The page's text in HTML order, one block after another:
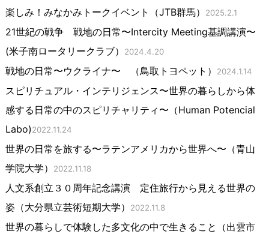
楽しみ！みなかみトークイベント（JTB群馬） 2025.2.1
21世紀の戦争 戦地の日常〜Intercity Meeting基調講演〜
(米子南ロータリークラブ）
2024.4.20
戦地の日常〜ウクライナ〜 （鳥取トヨペット） 2024.1.14
スピリチュアル・インテリジェンス〜世界の暮らしから体
感する日常の中のスピリチャリティ〜（Human Potencial
Labo)2022.11.24
世界の日常を旅する〜ラテンアメリカから世界へ〜（青山
学院大学）
2022.11.18
人文系創立３０周年記念講演 定住旅行から見える世界の
姿（大分県立芸術短期大学）
2022.11.8
世界の暮らしで体験した多文化の中で生きること（出雲市